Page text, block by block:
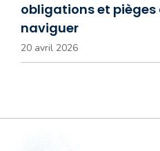
obligations et
naviguer
20 avril 2026